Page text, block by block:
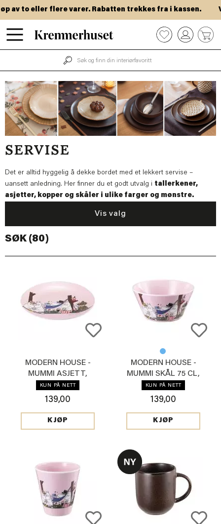
Hopp
til
hovedinnhold
to eller flere varer. Rabatten trekkes fra i kassen. VIP-
0
SERVISE
Det er alltid hyggelig å dekke bordet med et lekkert servise –
uansett anledning. Her finner du et godt utvalg i tallerkener,
asjetter, kopper og skåler i ulike farger og mønstre.
Vis valg
SØK (80)
MODERN HOUSE -
MUMMI ASJETT,
LYSROSA
KUN PÅ NETT
139,00
KJØP
MODERN HOUSE -
MUMMI SKÅL 75 CL,
LYSROSA
KUN PÅ NETT
139,00
KJØP